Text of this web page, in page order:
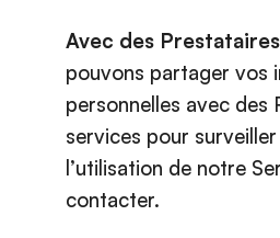
Avec des
pouvons partager vos
personnelles avec des
services pour
l’utilisation de notre
contacter.